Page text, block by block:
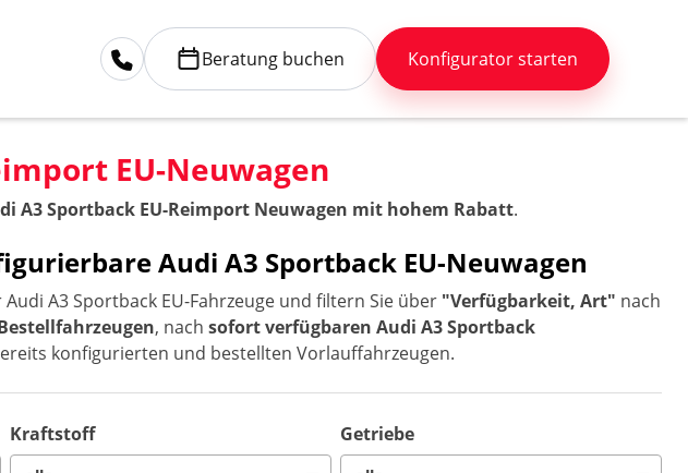
Beratung buchen Konfigurator starten
EU-Neuwagen
A3 Sportback EU-Reimport Neuwagen mit hohem Rabatt.
Audi A3 Sportback EU-Neuwagen
A3 Sportback EU-Fahrzeuge und filtern Sie über "Verfügbarkeit, Art" nach
, nachsofort verfügbaren Audi A3 Sportback
konfigurierten und bestellten Vorlauffahrzeugen.
Kraftstoff Getriebe